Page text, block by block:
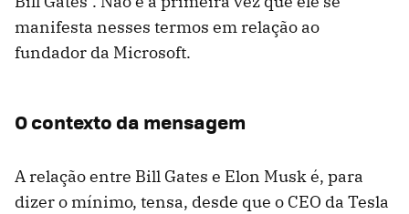
manifesta nesses termos em relação ao
fundador da Microsoft.
O contexto da mensagem
A relação entre Bill Gates e Elon Musk é, para
dizer o mínimo, tensa, desde que o CEO da Tesla